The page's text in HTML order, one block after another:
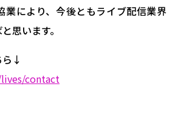
業により、今後ともライブ配信業界
思います。
ら↓
contact